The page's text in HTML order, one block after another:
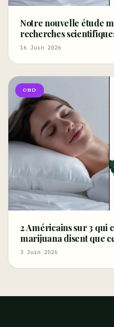
Notre nouvelle étude
recherches
sommeil ne se limitent
16 Juin 2026
CBD
2 Américains sur 3 qui
marijuana disent que
dormir, selon une
3 Juin 2026